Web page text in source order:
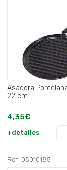
Asadora
22 cm. .
4,35€
+detalles
Ref: 05010185